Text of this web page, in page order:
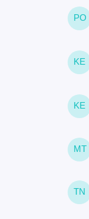
PO
KE
KE
MT
TN